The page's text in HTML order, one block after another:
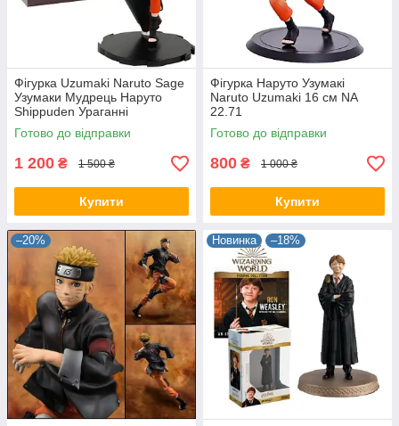
Фігурка Uzumaki Naruto Sage
Узумаки Мудрець Наруто
Shippuden Ураганні
хроніки 19 см NA 22.54
Готово до відправки
1 200 ₴ 1 500 ₴
Купити
Фігурка Наруто Узумакі
Naruto Uzumaki 16 см NA
22.71
Готово до відправки
800 ₴ 1 000 ₴
Купити
–20% Новинка –18%